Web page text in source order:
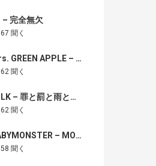
– 完全無欠
67 聞く
Mrs. GREEN APPLE – Brand New
62 聞く
M!LK – 罪と罰と雨とキス
62 聞く
BABYMONSTER – MOON
58 聞く